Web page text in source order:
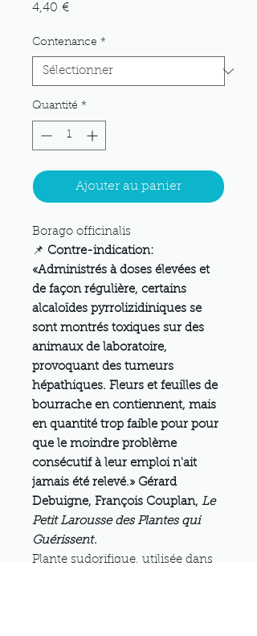
4,40 €Prix
Contenance *
Quantité *
Ajouter au panier
Borago officinalis
📌 Contre-indication:
«Administrés à doses élevées et
de façon régulière, certains
alcaloïdes pyrrolizidiniques se
sont montrés toxiques sur des
animaux de laboratoire,
provoquant des tumeurs
hépathiques. Fleurs et feuilles de
bourrache en contiennent, mais
en quantité trop faible pour pour
que le moindre problème
consécutif à leur emploi n'ait
jamais été relevé.» Gérard
Debuigne, François Couplan, Le
Petit Larousse des Plantes qui
Guérissent.
Plante sudorifique, utilisée dans